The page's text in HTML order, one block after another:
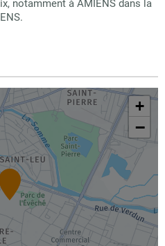
notamment à AMIENS dans la
+
−